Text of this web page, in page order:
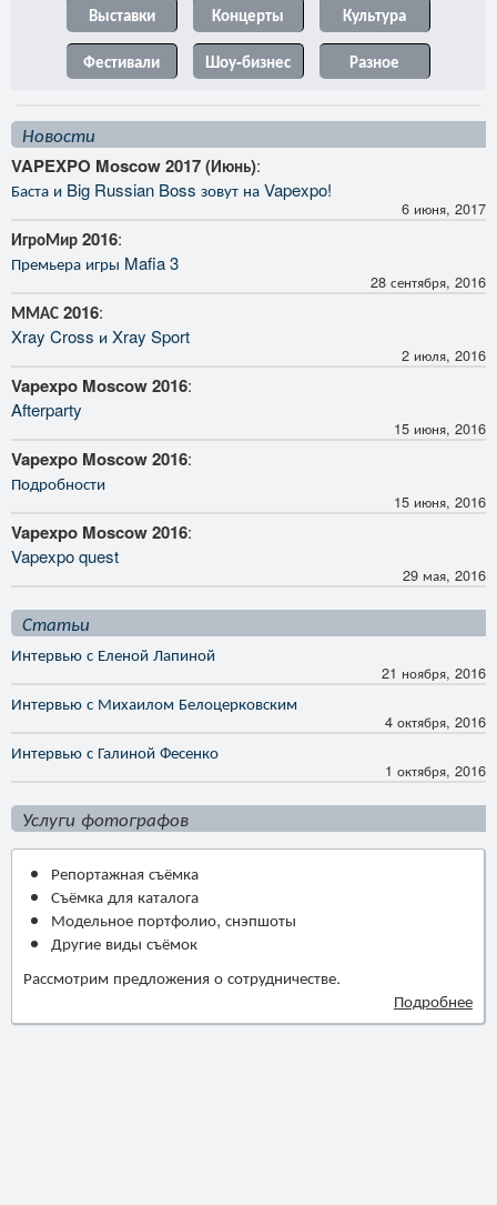
Выставки Концерты
Культура
Фестивали
Шоу-бизнес Разное
Новости
VAPEXPO Moscow 2017 (Июнь):
Баста и Big Russian Boss зовут на Vapexpo!
6 июня, 2017
ИгроМир 2016:
Премьера игры Mafia 3
28 сентября, 2016
ММАС 2016:
Xray Cross и Xray Sport
2 июля, 2016
Vapexpo Moscow 2016:
Afterparty
15 июня, 2016
Vapexpo Moscow 2016:
Подробности
15 июня, 2016
Vapexpo Moscow 2016:
Vapexpo quest
29 мая, 2016
Статьи
Интервью с Еленой Лапиной
21 ноября, 2016
Интервью с Михаилом Белоцерковским
4 октября, 2016
Интервью с Галиной Фесенко
1 октября, 2016
Услуги фотографов
Репортажная съёмка
Съёмка для каталога
Модельное портфолио, снэпшоты
Другие виды съёмок
Рассмотрим предложения о сотрудничестве.
Подробнее